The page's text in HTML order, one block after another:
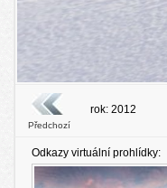
Předchozí
rok: 2012
Odkazy virtuální prohlídky: